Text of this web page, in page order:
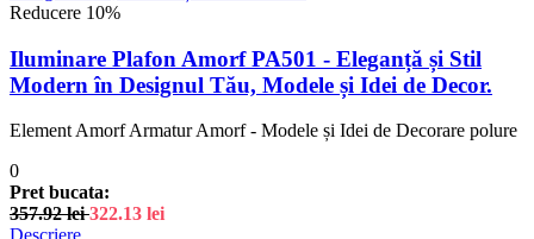
Reducere 10%
Iluminare Plafon Amorf PA501 - Eleganță și Stil
Modern în Designul Tău, Modele și Idei de Decor.
Element Amorf Armatur Amorf - Modele și Idei de Decorare polure
0
Pret bucata:
357.92lei 322.13 lei